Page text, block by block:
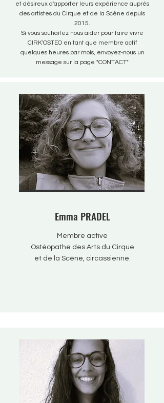
et désireux d'apporter leurs expérience auprès
des artistes du Cirque et de la Scène depuis
2015.
Si vous souhaitez nous aider pour faire vivre
CIRK'OSTEO en tant que membre actif
quelques heures par mois, envoyez-nous un
message sur la page "CONTACT"
Emma PRADEL
Membre active
Ostéopathe des Arts du Cirque
et de la Scène, circassienne.